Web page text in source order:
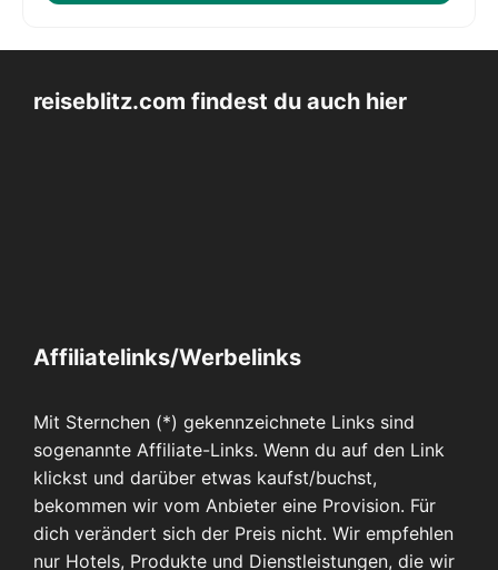
reiseblitz.com findest du auch hier
Affiliatelinks/Werbelinks
Mit Sternchen (*) gekennzeichnete Links sind
sogenannte Affiliate-Links. Wenn du auf den Link
klickst und darüber etwas kaufst/buchst,
bekommen wir vom Anbieter eine Provision. Für
dich verändert sich der Preis nicht. Wir empfehlen
nur Hotels, Produkte und Dienstleistungen, die wir